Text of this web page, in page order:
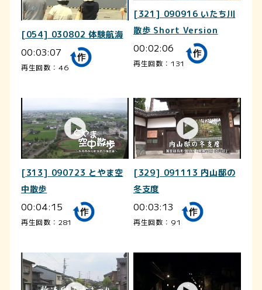
[054] 030802 体験航海
00:03:07
再生回数：46
[321] 090916 いたち川
散歩 Short Version
00:02:06
再生回数：131
[313] 090723 とやま空
中散歩
00:04:15
再生回数：281
[329] 091113 内山邸の
冬支度
00:03:13
再生回数：91